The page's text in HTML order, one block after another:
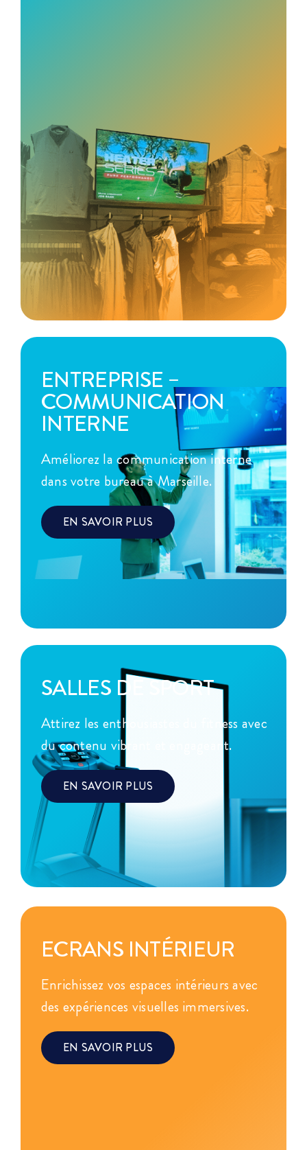
ENTREPRISE –
COMMUNICATION
INTERNE
Améliorez la communication interne
dans votre bureau à Marseille.
EN SAVOIR PLUS
SALLES DE SPORT
Attirez les enthousiastes du fitness avec
du contenu vibrant et engageant.
EN SAVOIR PLUS
ECRANS INTÉRIEUR
Enrichissez vos espaces intérieurs avec
des expériences visuelles immersives.
EN SAVOIR PLUS